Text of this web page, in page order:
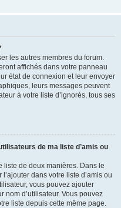
les autres membres du forum.
affichés dans votre panneau
état de connexion et leur envoyer
leurs messages peuvent
à votre liste d’ignorés, tous ses
de ma liste d’amis ou
liste de deux manières. Dans le
dans votre liste d’amis ou
vous pouvez ajouter
nom d’utilisateur. Vous pouvez
liste depuis cette même page.